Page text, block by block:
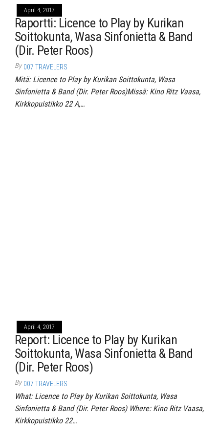
April 4, 2017
Raportti: Licence to Play by Kurikan
Soittokunta, Wasa Sinfonietta & Band
(Dir. Peter Roos)
By 007 TRAVELERS
Mitä: Licence to Play by Kurikan Soittokunta, Wasa
Sinfonietta & Band (Dir. Peter Roos)Missä: Kino Ritz Vaasa,
Kirkkopuistikko 22 A,…
April 4, 2017
Report: Licence to Play by Kurikan
Soittokunta, Wasa Sinfonietta & Band
(Dir. Peter Roos)
By 007 TRAVELERS
What: Licence to Play by Kurikan Soittokunta, Wasa
Sinfonietta & Band (Dir. Peter Roos) Where: Kino Ritz Vaasa,
Kirkkopuistikko 22…